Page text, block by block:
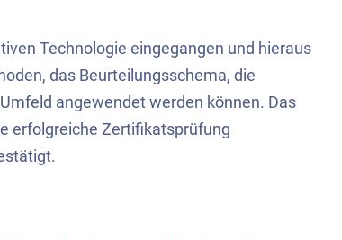
Technologie eingegangen und hieraus
das Beurteilungsschema, die
angewendet werden können. Das
erfolgreiche Zertifikatsprüfung